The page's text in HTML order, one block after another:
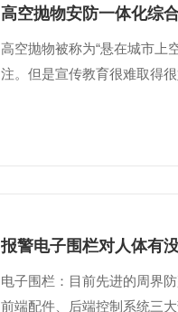
高空抛物安防一体化综
高空抛物被称为“悬在城市上
注。但是宣传教育很难取得
报警电子围栏对人体有
电子围栏：目前先进的周界
前端配件、后端控制系统三